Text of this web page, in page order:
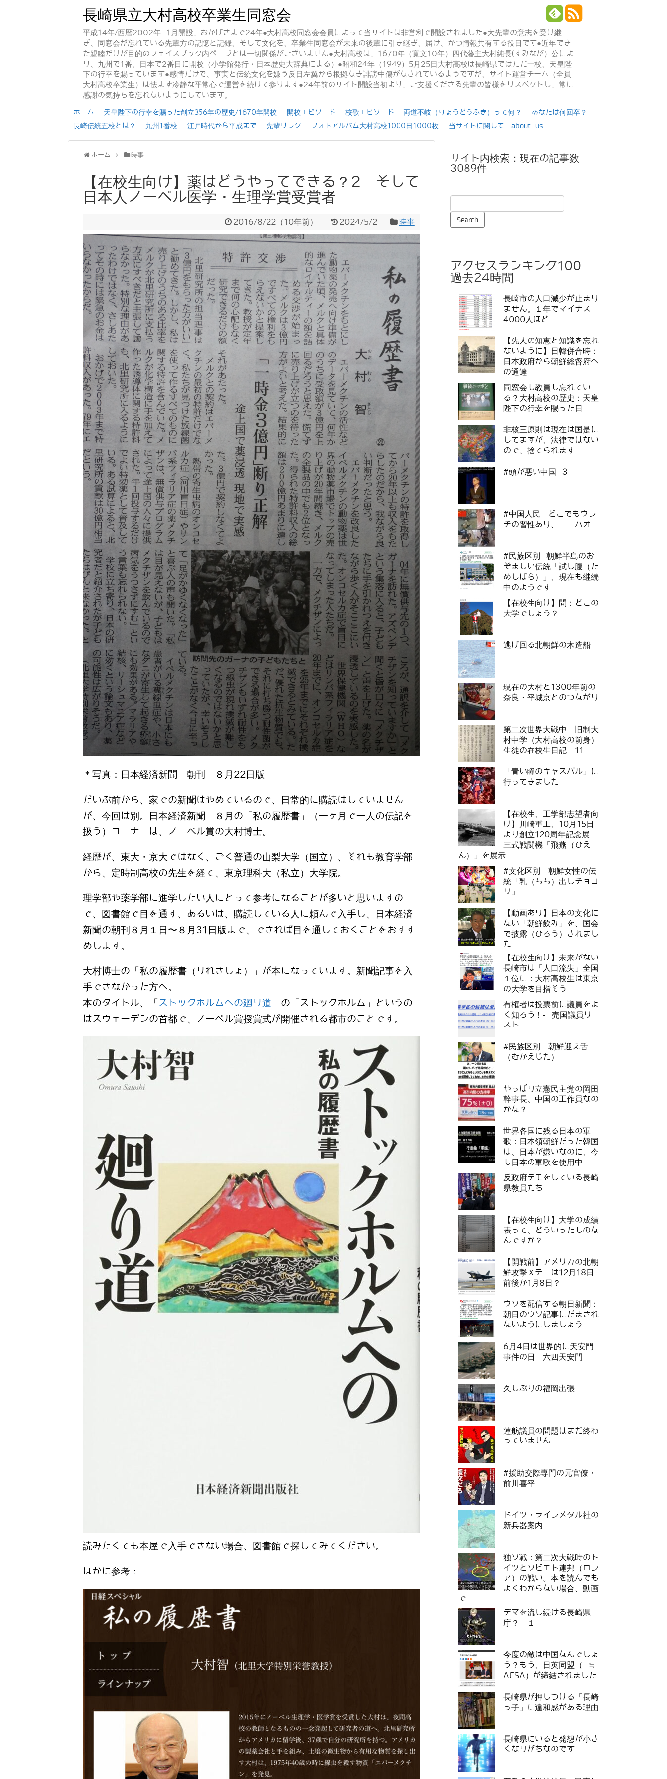
長崎県立大村高校卒業生同窓会
平成14年/西暦2002年 1月開設、おかげさまで24年●大村高校同窓会会員によって当サイトは非営利で開設されました●大先輩の意志を受け継
ぎ、同窓会が忘れている先輩方の記憶と記録、そして文化を、卒業生同窓会が未来の後輩に引き継ぎ、届け、かつ情報共有する役目です●近年でき
た親睦だけが目的のフェイスブック内ページとは一切関係がございません●大村高校は、1670年（寛文10年）四代藩主大村純長(すみなが）公によ
り、九州で1番、日本で2番目に開校（小学館発行・日本歴史大辞典による）●昭和24年（1949）5月25日大村高校は長崎県ではただ一校、天皇陛
下の行幸を賜っています●感情だけで、事実と伝統文化を嫌う反日左翼から根拠なき誹謗中傷がなされているようですが、サイト運営チーム（全員
大村高校卒業生）は怯まず冷静な平常心で運営を続けて参ります●24年前のサイト開設当初より、ご支援くださる先輩の皆様をリスペクトし、常に
感謝の気持ちを忘れないようにしています。
ホーム 天皇陛下の行幸を賜った創立356年の歴史/1670年開校 開校エピソード 校歌エピソード 両道不岐（りょうどうふき）って何？
あなたは何回卒？
長崎伝統五校とは？
九州1番校 江戸時代から平成まで 先輩リンク フォトアルバム大村高校1000日1000枚 当サイトに関して about us
ホーム 時事
【在校生向け】薬はどうやってできる？2 そして
日本人ノーベル医学・生理学賞受賞者
2016/8/22 （10年前） 2024/5/2 時事
＊写真：日本経済新聞 朝刊 ８月22日版
だいぶ前から、家での新聞はやめているので、日常的に購読はしていません
が、今回は別。日本経済新聞 ８月の「私の履歴書」（一ヶ月で一人の伝記を
扱う）コーナーは、ノーベル賞の大村博士。
経歴が、東大・京大ではなく、ごく普通の山梨大学（国立）、それも教育学部
から、定時制高校の先生を経て、東京理科大（私立）大学院。
理学部や薬学部に進学したい人にとって参考になることが多いと思いますの
で、図書館で目を通す、あるいは、購読している人に頼んで入手し、日本経済
新聞の朝刊８月１日〜８月31日版まで、できれば目を通しておくことをおすす
めします。
大村博士の「私の履歴書（りれきしょ）」が本になっています。新聞記事を入
手できなかった方へ。
本のタイトル、「ストックホルムへの廻り道 」の「ストックホルム」というの
はスウェーデンの首都で、ノーベル賞授賞式が開催される都市のことです。
読みたくても本屋で入手できない場合、図書館で探してみてください。
ほかに参考：
サイト内検索：現在の記事数
3089件
アクセスランキング100
過去24時間
長崎市の人口減少が止まり
ません。１年でマイナス
4000人ほど
【先人の知恵と知識を忘れ
ないように】日韓併合時：
日本政府から朝鮮総督府へ
の通達
同窓会も教員も忘れてい
る？大村高校の歴史：天皇
陛下の行幸を賜った日
非核三原則は現在は国是に
してますが、法律ではない
ので、捨てられます
#頭が悪い中国 3
#中国人民 どこでもウン
チの習性あり、ニーハオ
#民族区別 朝鮮半島のお
ぞましい伝統「試し腹（た
めしばら）」、現在も継続
中のようです
【在校生向け】問：どこの
大学でしょう？
逃げ回る北朝鮮の木造船
現在の大村と1300年前の
奈良・平城京とのつながり
第二次世界大戦中 旧制大
村中学（大村高校の前身）
生徒の在校生日記 11
「青い瞳のキャスバル」に
行ってきました
【在校生、工学部志望者向
け】川崎重工、10月15日
より創立120周年記念展
三式戦闘機「飛燕（ひえ
ん）」を展示
#文化区別 朝鮮女性の伝
統「乳（ちち）出しチョゴ
リ」
【動画あり】日本の文化に
ない「朝鮮飲み」を、国会
で披露（ひろう）されまし
た
【在校生向け】未来がない
長崎市は「人口流失」全国
１位に：大村高校生は東京
の大学を目指そう
有権者は投票前に議員をよ
く知ろう！- 売国議員リ
スト
#民族区別 朝鮮迎え舌
（むかえじた）
やっぱり立憲民主党の岡田
幹事長、中国の工作員なの
かな？
世界各国に残る日本の軍
歌：日本領朝鮮だった韓国
は、日本が嫌いなのに、今
も日本の軍歌を使用中
反政府デモをしている長崎
県教員たち
【在校生向け】大学の成績
表って、どういったものな
んですか？
【開戦前】アメリカの北朝
鮮攻撃Ｘデーは12月18日
前後か1月8日？
ウソを配信する朝日新聞：
朝日のウソ記事にだまされ
ないようにしましょう
6月4日は世界的に天安門
事件の日 六四天安門
久しぶりの福岡出張
蓮舫議員の問題はまだ終わ
っていません
#援助交際専門の元官僚・
前川喜平
ドイツ・ラインメタル社の
新兵器案内
独ソ戦：第二次大戦時のド
イツとソビエト連邦（ロシ
ア）の戦い。本を読んでも
よくわからない場合、動画
で
デマを流し続ける長崎県
庁？ １
今度の敵は中国なんでしょ
う？もう、日英同盟（ ≒
ACSA）が締結されました
長崎県が押しつける「長崎
っ子」に違和感がある理由
長崎県にいると発想が小さ
くなりがちなのです